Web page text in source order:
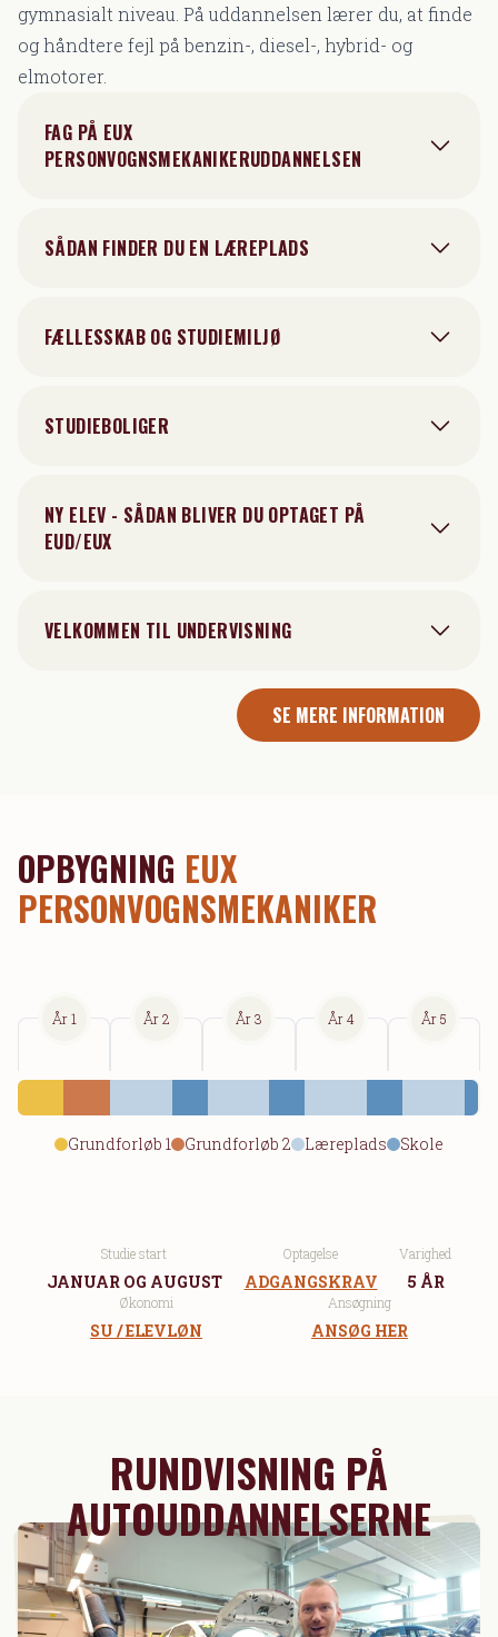
gymnasialt niveau. På uddannelsen lærer du, at finde
og håndtere fejl på benzin-, diesel-, hybrid- og
elmotorer.
FAG PÅ EUX
PERSONVOGNSMEKANIKERUDDANNELSEN
SÅDAN FINDER DU EN LÆREPLADS
FÆLLESSKAB OG STUDIEMILJØ
STUDIEBOLIGER
NY ELEV - SÅDAN BLIVER DU OPTAGET PÅ
EUD/EUX
VELKOMMEN TIL UNDERVISNING
SE MERE INFORMATION
OPBYGNING EUX
PERSONVOGNSMEKANIKER
År 1 År 2 År 3 År 4 År 5
Grundforløb 1 Grundforløb 2 Læreplads Skole
Studie start
JANUAR OG AUGUST
Optagelse
ADGANGSKRAV
Varighed
5 ÅR
Økonomi
SU / ELEVLØN
Ansøgning
ANSØG HER
RUNDVISNING PÅ
AUTOUDDANNELSERNE